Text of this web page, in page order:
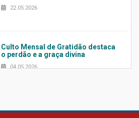
22.05.2026
Culto Mensal de Gratidão destaca
o perdão e a graça divina
04.05.2026
Confira como foi o culto mensal